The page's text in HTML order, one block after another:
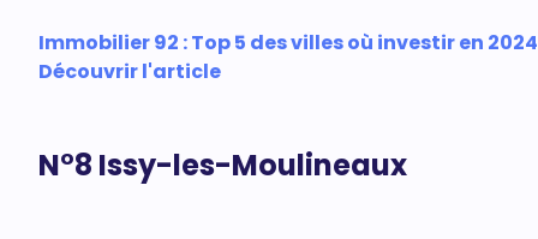
Immobilier 92 : Top 5 des villes où investir en
Découvrir l'article
N°8 Issy-les-Moulineaux